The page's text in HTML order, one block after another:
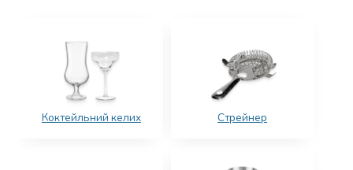
Коктейльний келих Стрейнер